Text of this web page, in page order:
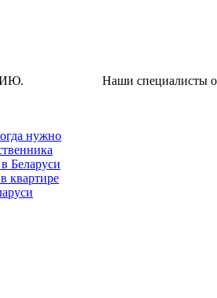
ответят на
нужно
Беларуси
квартире